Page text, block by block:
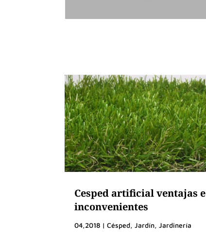
Cesped artificial ventajas e
inconvenientes
04,2018 |Césped,Jardín,Jardinería